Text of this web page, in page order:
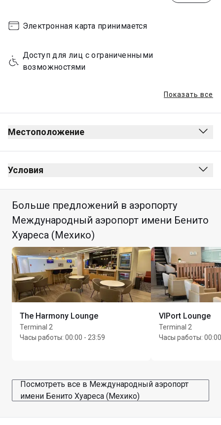
Электронная карта принимается
Доступ для лиц с ограниченными
возможностями
Показать все
Местоположение
Условия
Макс. время пребывания: 3 часа
Больше предложений в аэропорту
Международный аэропорт имени Бенито
Хуареса (Мехико)
The Harmony Lounge
Terminal 2
Часы работы: 00:00 - 23:59
VIPort Lounge
Terminal 2
Часы работы:
Посмотреть все в Международный аэропорт
имени Бенито Хуареса (Мехико)